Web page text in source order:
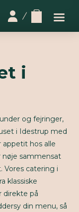
i
og fejringer,
i Idestrup med
hos alle
sammensat
Vores catering i
klassiske
direkte på
din menu, så